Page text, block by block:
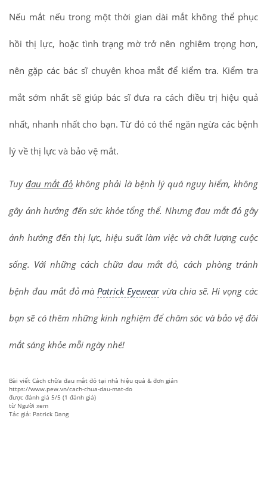
Nếu mắt nếu trong một thời gian dài mắt không thể phục
hồi thị lực, hoặc tình trạng mờ trở nên nghiêm trọng hơn,
nên gặp các bác sĩ chuyên khoa mắt để kiểm tra. Kiểm tra
mắt sớm nhất sẽ giúp bác sĩ đưa ra cách điều trị hiệu quả
nhất, nhanh nhất cho bạn. Từ đó có thể ngăn ngừa các bệnh
lý về thị lực và bảo vệ mắt.
Tuyđau mắt đỏ không phải là bệnh lý quá nguy hiểm, không
gây ảnh hưởng đến sức khỏe tổng thể. Nhưng đau mắt đỏ gây
ảnh hưởng đến thị lực, hiệu suất làm việc và chất lượng cuộc
sống. Với những cách chữa đau mắt đỏ, cách phòng tránh
bệnh đau mắt đỏ màPatrick Eyewearvừa chia sẽ. Hi vọng các
bạn sẽ có thêm những kinh nghiệm để chăm sóc và bảo vệ đôi
mắt sáng khỏe mỗi ngày nhé!
Bài viết Cách chữa đau mắt đỏ tại nhà hiệu quả & đơn giản
https://www.pew.vn/cach-chua-dau-mat-do
được đánh giá 5/5 (1 đánh giá)
từ Người xem
Tác giả: Patrick Dang